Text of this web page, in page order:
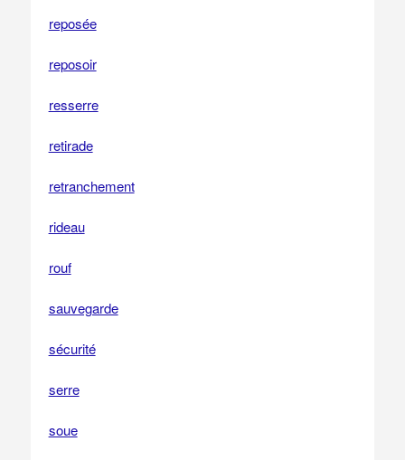
reposée
reposoir
resserre
retirade
retranchement
rideau
rouf
sauvegarde
sécurité
serre
soue